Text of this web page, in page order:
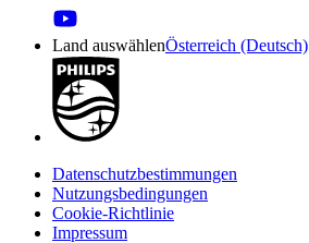
Land auswählenÖsterreich (Deutsch)
Datenschutzbestimmungen
Nutzungsbedingungen
Cookie-Richtlinie
Impressum